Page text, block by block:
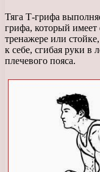
Тяга Т-грифа
грифа, который
тренажере или
к себе, сгибая руки
плечевого пояса.